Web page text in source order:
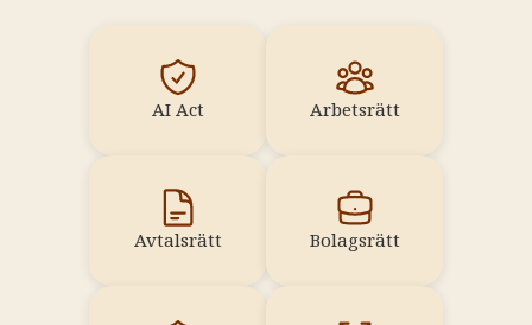
AI Act Arbetsrätt
Avtalsrätt Bolagsrätt